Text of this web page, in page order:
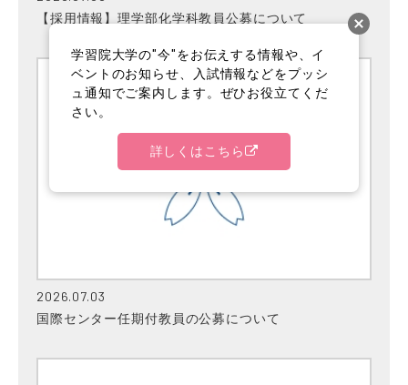
【採用情報】理学部化学科教員公募について
2026.07.03
国際センター任期付教員の公募について
学習院大学の"今"をお伝えする情報や、イ
ベントのお知らせ、入試情報などをプッシ
ュ通知でご案内します。ぜひお役立てくだ
さい。
詳しくはこちら